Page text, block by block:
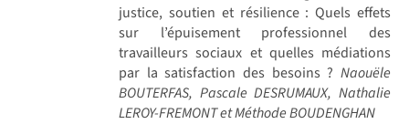
justice, soutien et résilience : Quels effets
sur l’épuisement professionnel des
travailleurs sociaux et quelles médiations
par la satisfaction des besoins ? Naouële
BOUTERFAS, Pascale DESRUMAUX, Nathalie
LEROY-FREMONT et Méthode BOUDENGHAN